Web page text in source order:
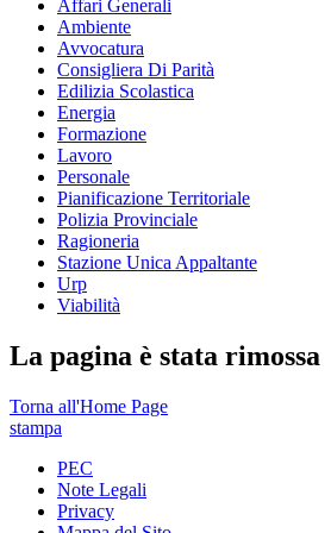
Affari Generali
Ambiente
Avvocatura
Consigliera Di Parità
Edilizia Scolastica
Energia
Formazione
Lavoro
Personale
Pianificazione Territoriale
Polizia Provinciale
Ragioneria
Stazione Unica Appaltante
Urp
Viabilità
La pagina è stata rimossa
Torna all'Home Page
stampa
PEC
Note Legali
Privacy